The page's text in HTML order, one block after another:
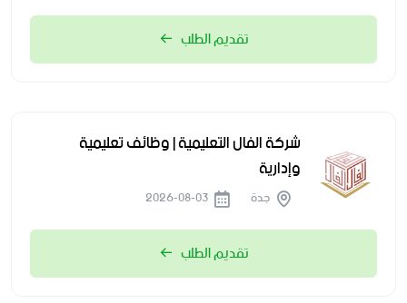
تقديم الطلب
شركة الفال التعليمية | وظائف تعليمية
وإدارية
جدة
تقديم الطلب